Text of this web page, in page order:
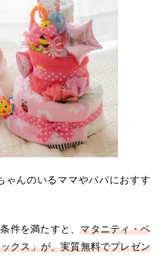
ゃんのいるママやパパにおすす
件を満たすと、マタニティ・ベ
クス」が、実質無料でプレゼン